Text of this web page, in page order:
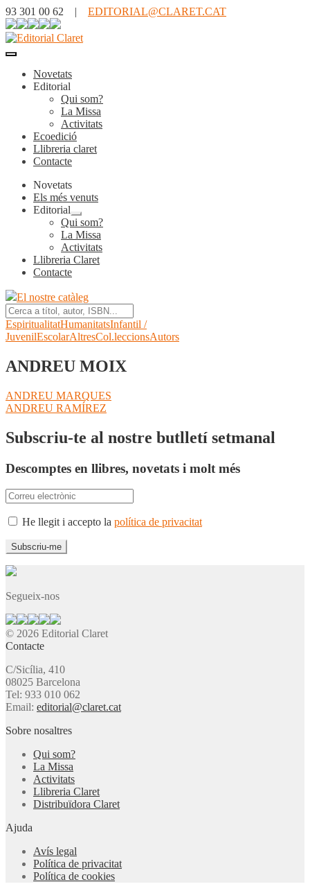
93 301 00 62 | EDITORIAL@CLARET.CAT
Novetats
Editorial
Qui som?
La Missa
Activitats
Ecoedició
Llibreria claret
Contacte
Novetats
Els més venuts
Editorial
Expandeix
el
menú
secundari
Qui som?
La Missa
Activitats
Llibreria Claret
Contacte
El nostre catàleg
EspiritualitatHumanitatsInfantil /
JuvenilEscolarAltresCol.leccionsAutors
ANDREU MOIX
Navegació
d'entrades
Entrada
anterior:
ANDREU MARQUES
Pròxima
ANDREU RAMÍREZ
Subscriu-te al nostre butlletí setmanal
Descomptes en llibres, novetats i molt més
He llegit i accepto la política de privacitat
Segueix-nos
© 2026 Editorial Claret
Contacte
C/Sicília, 410
08025 Barcelona
Tel: 933 010 062
Email: editorial@claret.cat
Sobre nosaltres
Qui som?
La Missa
Activitats
Llibreria Claret
Distribuïdora Claret
Ajuda
Avís legal
Política de privacitat
Política de cookies